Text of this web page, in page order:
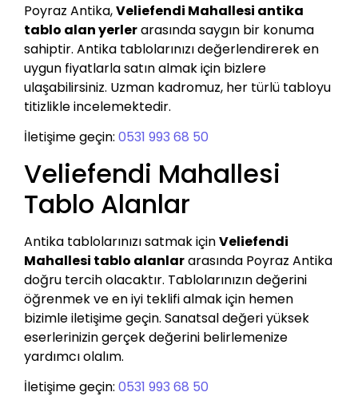
Poyraz Antika,Veliefendi Mahallesi antika
tablo alan yerlerarasında saygın bir konuma
sahiptir. Antika tablolarınızı değerlendirerek en
uygun fiyatlarla satın almak için bizlere
ulaşabilirsiniz. Uzman kadromuz, her türlü tabloyu
titizlikle incelemektedir.
İletişime geçin: 0531 993 68 50
Veliefendi Mahallesi
Tablo Alanlar
Antika tablolarınızı satmak içinVeliefendi
Mahallesi tablo alanlararasında Poyraz Antika
doğru tercih olacaktır. Tablolarınızın değerini
öğrenmek ve en iyi teklifi almak için hemen
bizimle iletişime geçin. Sanatsal değeri yüksek
eserlerinizin gerçek değerini belirlemenize
yardımcı olalım.
İletişime geçin: 0531 993 68 50